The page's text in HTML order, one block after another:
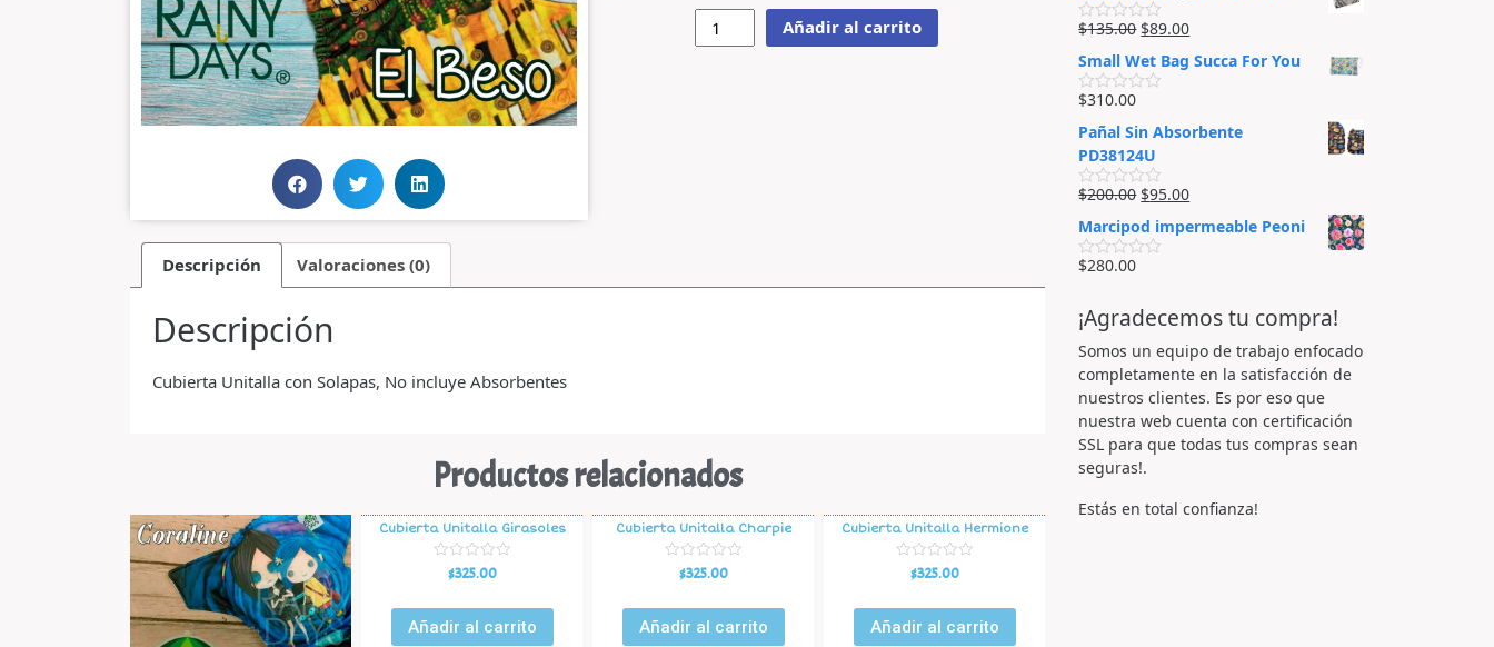
Añadir al carrito
Descripción Valoraciones (0)
Descripción
Cubierta Unitalla con Solapas, No incluye Absorbentes
Productos relacionados
Cubierta Unitalla Girasoles
o
r
a
$325.00
Añadir al carrito
Cubierta Unitalla Charpie
o
r
a
$325.00
Añadir al carrito
Cubierta Unitalla Hermione
o
r
a
$325.00
Añadir al carrito
o
r
a
d
o
e
n
d
e
5
V
l
o
r
a
d
o
e
n
0
d
e
5
$135.00 $89.00
Small Wet Bag Succa For You
V
l
o
r
a
d
e
n
0
d
$310.00
Pañal Sin Absorbente
PD38124U
V
l
o
r
a
e
0
d
e
5
$200.00 $95.00
Marcipod impermeable Peoni
V
o
r
a
o
e
0
d
5
$280.00
¡Agradecemos tu compra!
Somos un equipo de trabajo enfocado
completamente en la satisfacción de
nuestros clientes. Es por eso que
nuestra web cuenta con certificación
SSL para que todas tus compras sean
seguras!.
Estás en total confianza!